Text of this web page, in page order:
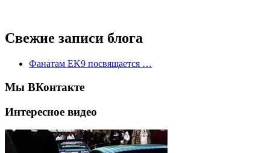
Свежие записи блога
Фанатам EK9 посвящается …
Мы ВКонтакте
Интересное видео